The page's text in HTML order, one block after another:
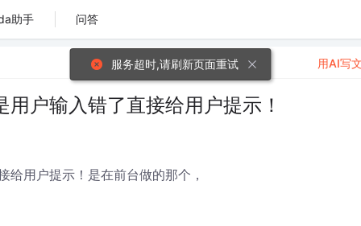
助手 问答
户输入错了直接给用户提示！
用户提示！是在前台做的那个，
用AI写
服务超时,请刷新页面重试